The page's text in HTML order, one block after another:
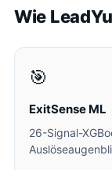
Wie
🎯
ExitSense ML
26-Signal-